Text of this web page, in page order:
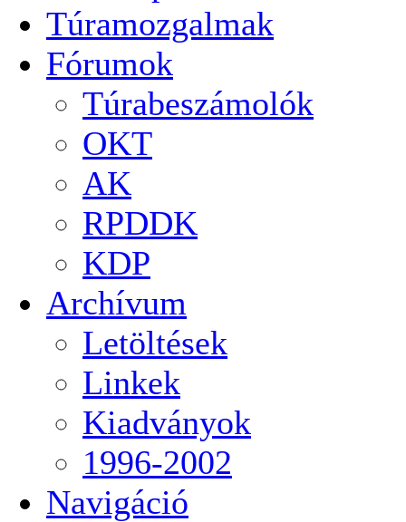
Túramozgalmak
Fórumok
Túrabeszámolók
OKT
AK
RPDDK
KDP
Archívum
Letöltések
Linkek
Kiadványok
1996-2002
Navigáció